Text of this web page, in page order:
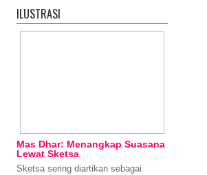
ILUSTRASI
Mas Dhar: Menangkap Suasana
Lewat Sketsa
Sketsa sering diartikan sebagai